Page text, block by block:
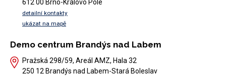
612 00 Brno-Královo Pole
detailní kontakty
ukázat na mapě
Demo centrum Brandýs nad Labem
Pražská 298/59, Areál AMZ, Hala 32
250 12 Brandýs nad Labem-Stará Boleslav